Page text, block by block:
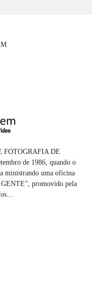
FOTOGRAFIA DE
de 1986, quando o
ministrando uma oficina
promovido pela